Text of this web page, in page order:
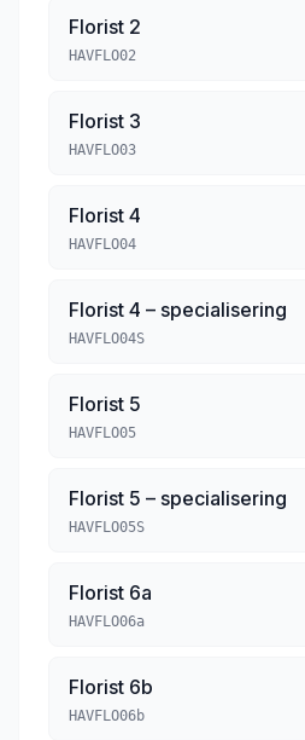
Florist 2
HAVFLO02
Florist 3
HAVFLO03
Florist 4
HAVFLO04
Florist 4 – specialisering
HAVFLO04S
Florist 5
HAVFLO05
Florist 5 – specialisering
HAVFLO05S
Florist 6a
HAVFLO06a
Florist 6b
HAVFLO06b